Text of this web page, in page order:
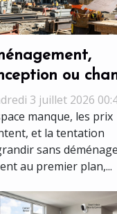
ou
étape révèle
le talent ?
3 juillet 2026
manque, les prix
et la tentation
sans
au premier plan,...